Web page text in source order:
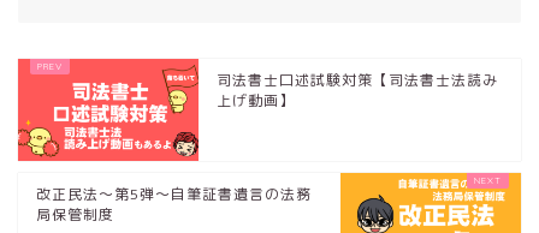
司法書士口述試験対策【司法書士法読み
上げ動画】
改正民法～第5弾～自筆証書遺言の法務
局保管制度